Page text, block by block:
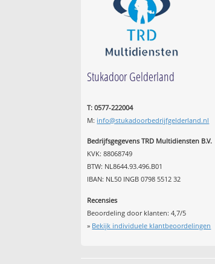
Stukadoor Gelderland
T: 0577-222004
M: info@stukadoorbedrijfgelderland.nl
Bedrijfsgegevens TRD Multidiensten B.V.
KVK: 88068749
BTW: NL8644.93.496.B01
IBAN: NL50 INGB 0798 5512 32
Recensies
Beoordeling door klanten:4,7/5
» Bekijk individuele klantbeoordelingen